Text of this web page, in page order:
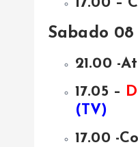
Sabado
21.00 -
17.05 –
(TV)
17.00 -